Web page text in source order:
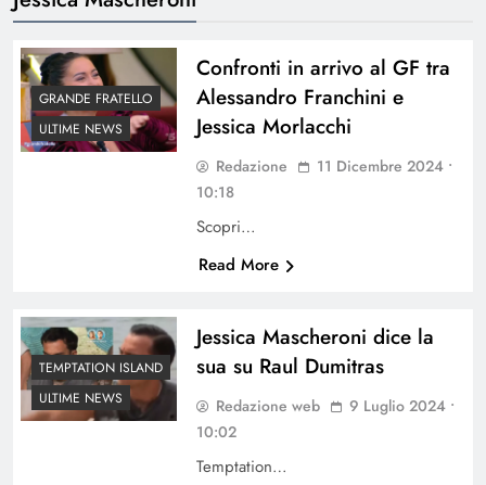
GRANDE FRATELLO
ULTIME NEWS
Confronti in arrivo al GF tra
Alessandro Franchini e
Jessica Morlacchi
Redazione
11 Dicembre 2024 •
10:18
Scopri…
Read More
TEMPTATION ISLAND
ULTIME NEWS
Jessica Mascheroni dice la
sua su Raul Dumitras
Redazione web
9 Luglio 2024 •
10:02
Temptation…